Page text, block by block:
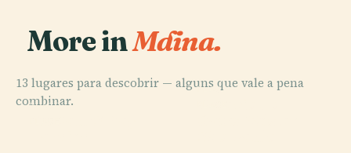
More inMdina.
13 lugares para descobrir — alguns que vale a pena
combinar.
PLACE
PLACE